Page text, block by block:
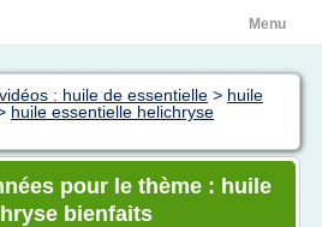
Menu
: huile de essentielle > huile
huile essentielle helichryse
pour le thème : huile
bienfaits